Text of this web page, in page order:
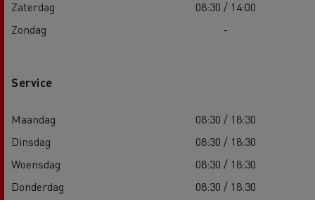
Zaterdag
08:30 / 14:00
Zondag
-
Service
Maandag
08:30 / 18:30
Dinsdag
08:30 / 18:30
Woensdag
08:30 / 18:30
Donderdag
08:30 / 18:30